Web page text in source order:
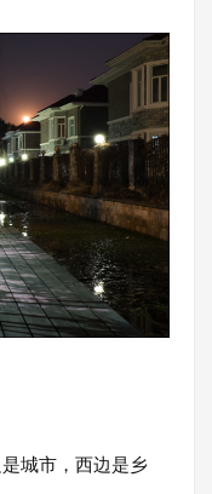
城市，西边是乡